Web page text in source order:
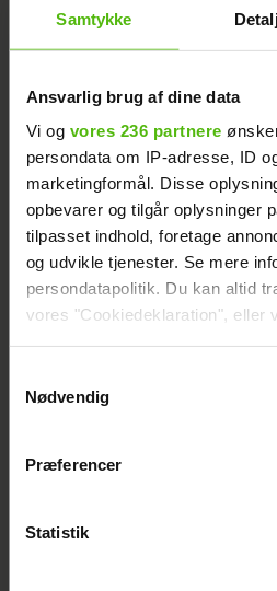
Samtykke
Ansvarlig brug af dine data
Vi og vores 236 partnere
persondata om IP-adresse, ID
marketingformål. Disse
opbevarer og tilgår oplysninger
tilpasset indhold, foretage
og udvikle tjenester. Se mere
persondatapolitik. Du kan altid
vores "Cookiedeklaration", eller
Vi anvender egne cookies og
generere statistik og huske
Nødvendig
Præferencer
Statistik
Jesper Skibby deler stor